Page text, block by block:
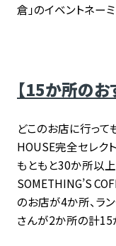
倉」のイベントネー
【15か所のお
どこのお店に行って
HOUSE完全セレク
もともと30か所以
SOMETHING’S
のお店が4か所、ラ
さんが2か所の計15